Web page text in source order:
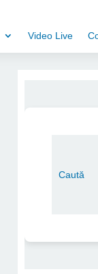
Video Live